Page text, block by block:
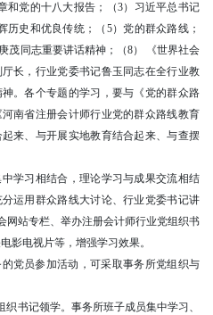
和党的十八大报告；（3）习近平总书记
史和优良传统；（5）党的群众路线；
茂同志重要讲话精神；（8） 《世界社会
长，行业党委书记鲁玉同志在全行业教
。各个专题的学习，要与《党的群众路
南省注册会计师行业党的群众路线教育
来、与开展实地教育结合起来、与查摆
学习相结合，理论学习与成果交流相结
运用群众路线大讨论、行业党委书记讲
网站专栏、举办注册会计师行业党组织书
影电视片等，增强学习效果。
党员参加活动，可采取事务所党组织与
书记领学。事务所班子成员集中学习、